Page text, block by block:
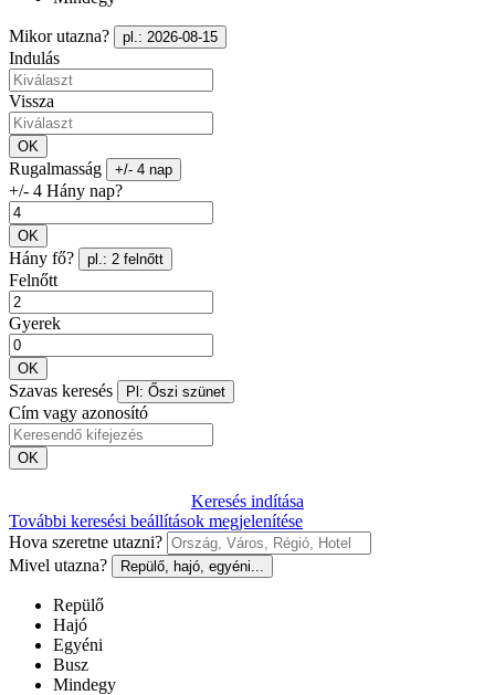
Mikor utazna? pl.: 2026-08-15
Indulás
Vissza
OK
Rugalmasság +/- 4 nap
+/- 4 Hány nap?
OK
Hány fő? pl.: 2 felnőtt
Felnőtt
Gyerek
OK
Szavas keresés Pl: Őszi szünet
Cím vagy azonosító
OK
Keresés indítása
További keresési beállítások megjelenítése
Hova szeretne utazni?
Mivel utazna?
Repülő, hajó, egyéni...
Repülő
Hajó
Egyéni
Busz
Mindegy